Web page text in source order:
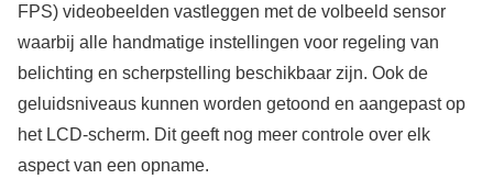
FPS) videobeelden vastleggen met de volbeeld sensor
waarbij alle handmatige instellingen voor regeling van
belichting en scherpstelling beschikbaar zijn. Ook de
geluidsniveaus kunnen worden getoond en aangepast op
het LCD-scherm. Dit geeft nog meer controle over elk
aspect van een opname.